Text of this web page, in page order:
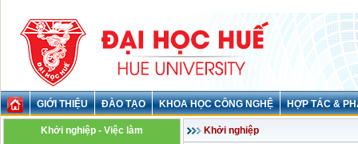
GIỚI THIỆU ĐÀO TẠO KHOA HỌC CÔNG NGHỆ HỢP TÁC &
Khởi nghiệp - Việc làm Khởi nghiệp